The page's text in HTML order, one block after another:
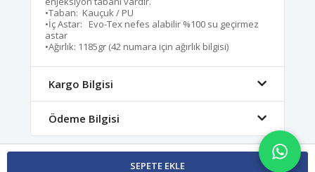
SEPETE EKLE
•Taban: Kauçuk / PU
•İç Astar: Evo-Tex nefes alabilir %100 su geçirmez
astar
•Ağırlık: 1185gr (42 numara için ağırlık bilgisi)
Kargo Bilgisi
Ödeme Bilgisi